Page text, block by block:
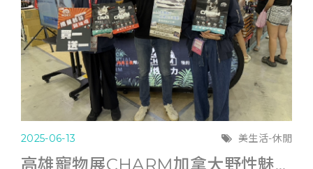
2025-06-13 美生活-休閒
高雄寵物展CHARM加拿大野性魅力滿6千送遊艇體驗